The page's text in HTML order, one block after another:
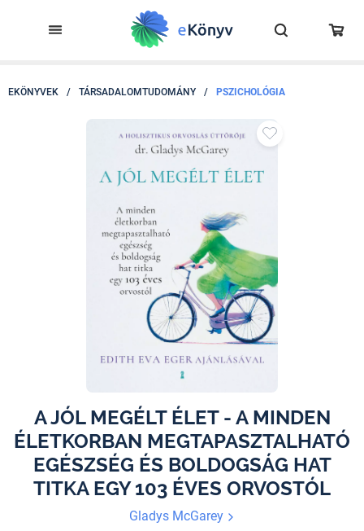
EKÖNYVEK / TÁRSADALOMTUDOMÁNY / PSZICHOLÓGIA
A JÓL MEGÉLT ÉLET - A MINDEN
ÉLETKORBAN MEGTAPASZTALHATÓ
EGÉSZSÉG ÉS BOLDOGSÁG HAT
TITKA EGY 103 ÉVES ORVOSTÓL
Gladys McGarey